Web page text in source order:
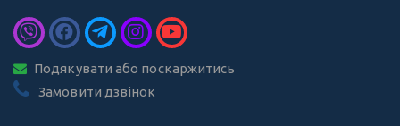
Подякувати або поскаржитись
Замовити дзвінок